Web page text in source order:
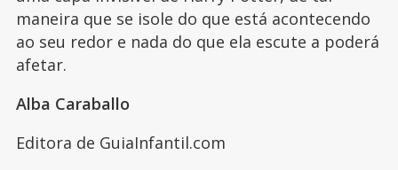
maneira que se isole do que está acontecendo
ao seu redor e nada do que ela escute a poderá
afetar.
Alba Caraballo
Editora de GuiaInfantil.com